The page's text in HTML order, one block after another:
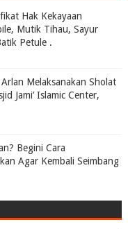
Hak Kekayaan
Mutik Tihau, Sayur
Petule .
Melaksanakan Sholat
Jami’ Islamic Center,
Begini Cara
Agar Kembali Seimbang